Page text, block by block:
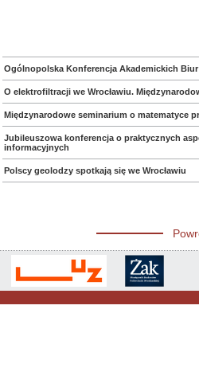
Ogólnopolska Konferencja Akademickich Biur
O elektrofiltracji we Wrocławiu.
Międzynarodowe seminarium o matematyce
Jubileuszowa konferencja o praktycznych
informacyjnych
Polscy geolodzy spotkają się we Wrocławiu